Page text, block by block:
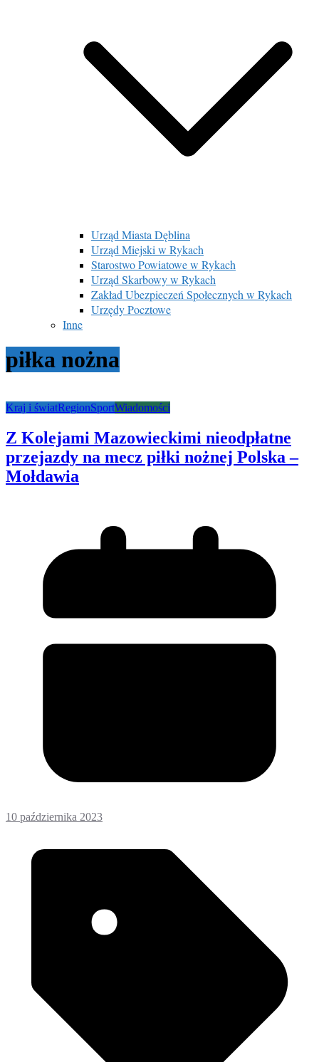
Urząd Miasta Dęblina
Urząd Miejski w Rykach
Starostwo Powiatowe w Rykach
Urząd Skarbowy w Rykach
Zakład Ubezpieczeń Społecznych w Rykach
Urzędy Pocztowe
Inne
piłka nożna
Kraj i światRegionSportWiadomości
Z Kolejami Mazowieckimi nieodpłatne
przejazdy na mecz piłki nożnej Polska –
Mołdawia
10 października 2023